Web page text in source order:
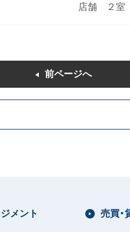
店舗 ２室
前ページへ
メント 売買・